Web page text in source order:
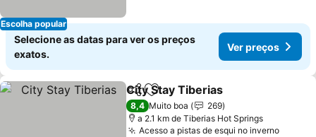
Escolha popular
Selecione as datas para ver os preços
exatos.
Ver preços
PartilharAdicionar aos favoritos
City Stay Tiberias
8,4 Muito boa
269
a 2.1 km de Tiberias Hot Springs
Acesso a pistas de esqui no inverno